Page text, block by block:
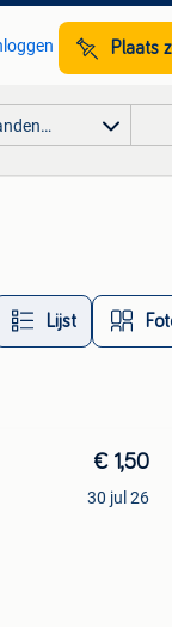
Plaats
Lijst
€ 1,50
30 jul 26